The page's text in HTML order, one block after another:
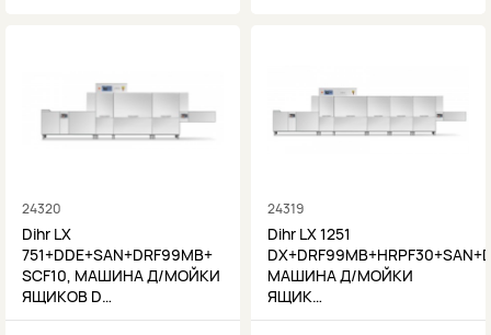
24320
Dihr LX
751+DDE+SAN+DRF99MB+
SCF10, МАШИНА Д/МОЙКИ
ЯЩИКОВ D…
24319
Dihr LX 1251
МАШИНА Д/МОЙКИ
ЯЩИК…